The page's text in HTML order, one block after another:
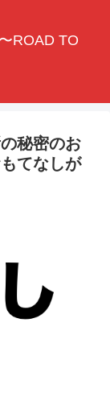
ROAD TO
秘密のお
てなしが